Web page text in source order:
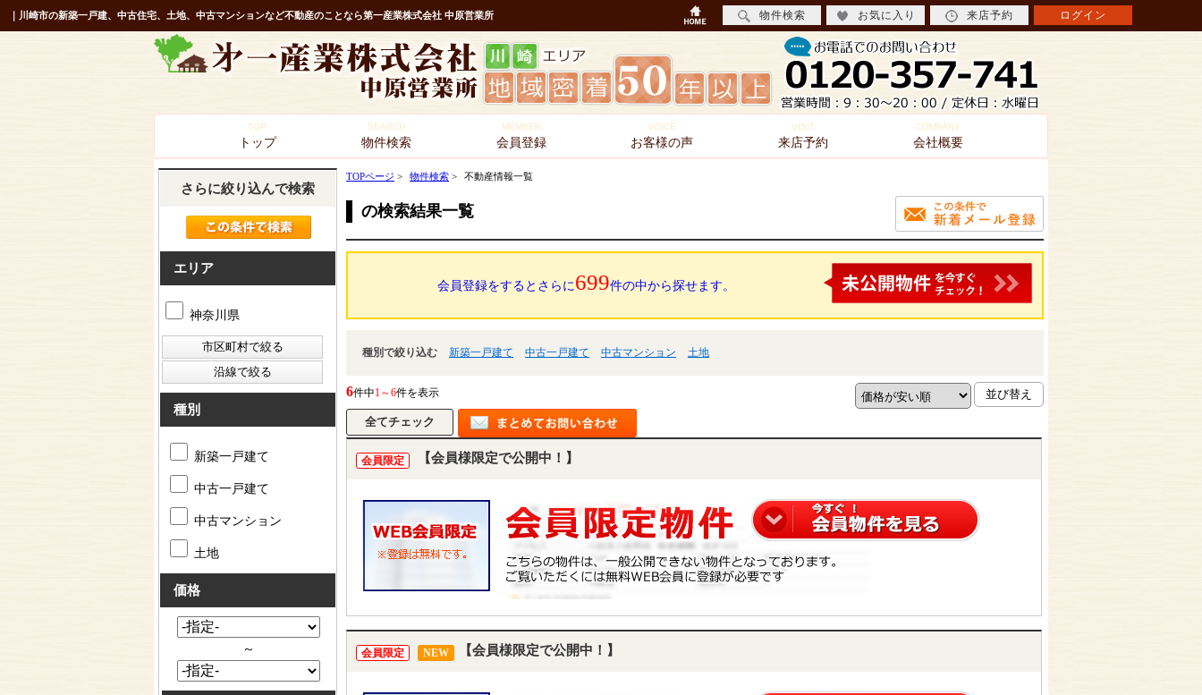
｜川崎市の新築一戸建、中古住宅、土地、中古マンションなど不動産のことなら第一産業株式会社 中原営業所
TOP
トップ
SEARCH
物件検索
MEMBER
会員登録
VOICE
お客様の声
VISIT
来店予約
COMPANY
会社概要
TOPページ > 物件検索 > 不動産情報一覧
の検索結果一覧
会員登録をするとさらに699件の中から探せます。
種別で絞り込む 新築一戸建て 中古一戸建て 中古マンション 土地
6件中1～6件を表示
会員限定 【会員様限定で公開中！】
会員限定 NEW 【会員様限定で公開中！】
さらに絞り込んで検索
エリア
神奈川県
種別
新築一戸建て
中古一戸建て
中古マンション
土地
価格
～
物件検索 お気に入り 来店予約 ログイン